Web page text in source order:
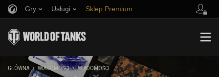
Gry Usługi Sklep Premium
Muzyka
Zasady fair play
Wargaming.net Game Center
Przewodnik po Twitch Drops
Zwerbuj znajomego
Discord
Centrum modów
GŁÓWNA WIADOMOŚCI WIADOMOŚCI